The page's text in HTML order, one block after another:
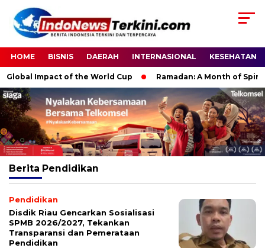
HOME BISNIS DAERAH INTERNASIONAL KESEHATAN
Impact of the World Cup Ramadan: A Month of
Berita Pendidikan
Pendidikan
Disdik Riau Gencarkan Sosialisasi
SPMB 2026/2027, Tekankan
Transparansi dan Pemerataan
Pendidikan